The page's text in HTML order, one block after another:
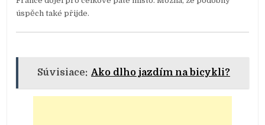
úspěch také přijde.
Súvisiace: Ako dlho jazdím na bicykli?